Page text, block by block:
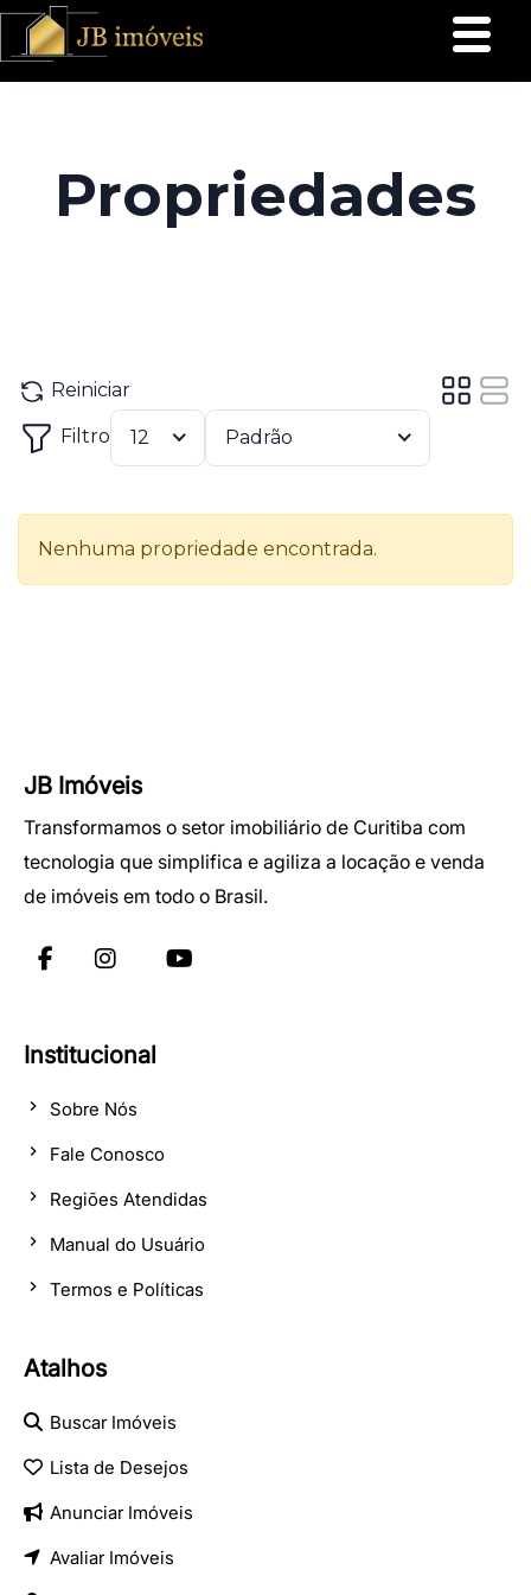
JB Imóveis
Transformamos o setor imobiliário de Curitiba com
tecnologia que simplifica e agiliza a locação e venda
de imóveis em todo o Brasil.
Institucional
Sobre Nós
Fale Conosco
Regiões Atendidas
Manual do Usuário
Termos e Políticas
Atalhos
Buscar Imóveis
Lista de Desejos
Anunciar Imóveis
Avaliar Imóveis